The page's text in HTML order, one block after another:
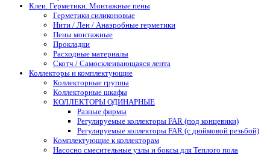
Клеи. Герметики. Монтажные пены
Герметики силиконовые
Нити / Лен / Анаэробные герметики
Пены монтажные
Прокладки
Расходные материалы
Скотч / Самосклеивающаяся лента
Коллекторы и комплектующие
Коллекторные группы
Коллекторные шкафы
КОЛЛЕКТОРЫ ОДИНАРНЫЕ
Разные фирмы
Регулируемые коллекторы FAR (под концевики)
Регулируемые коллекторы FAR (с дюймовой резьбой)
Комплектующие к коллекторам
Насосно смесительные узлы и боксы для Теплого пола